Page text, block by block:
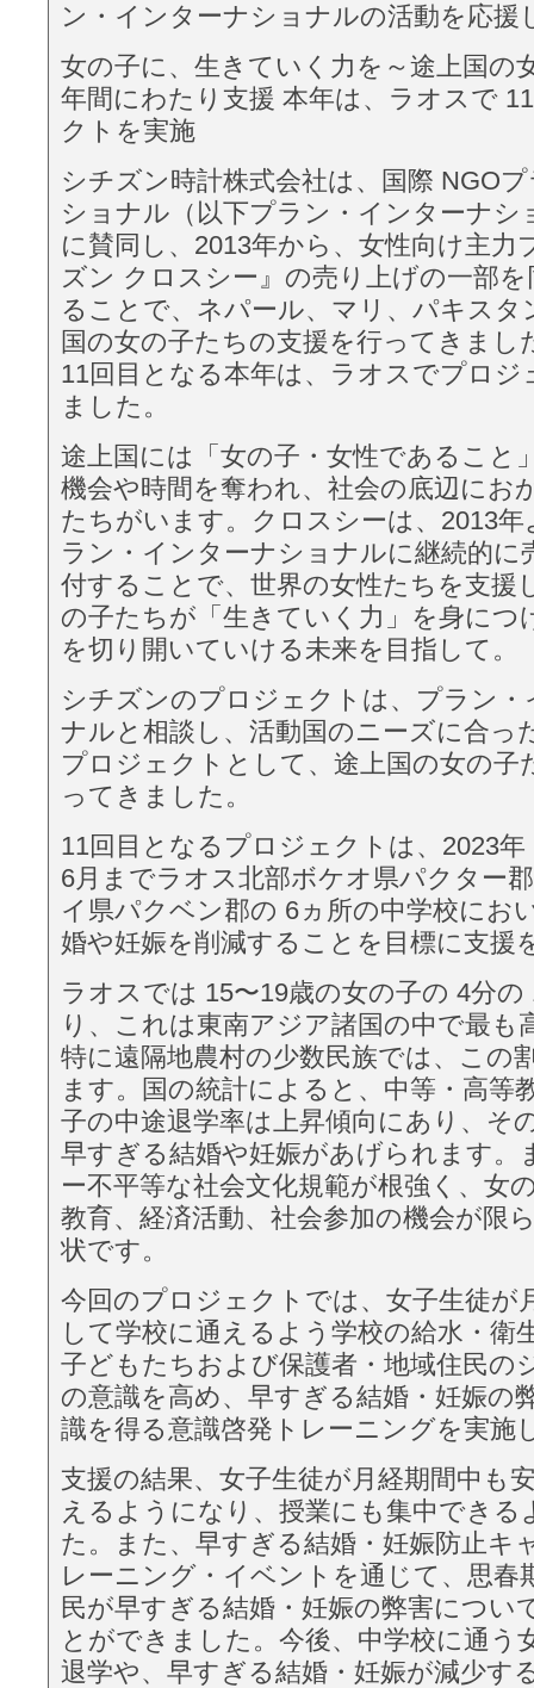
ン・インターナショナルの活動を応援
女の子に、生きていく力を～途上国の
年間にわたり支援 本年は、ラオスで
クトを実施
シチズン時計株式会社は、国際 NGO
ショナル（以下プラン・インターナシ
に賛同し、2013年から、女性向け主力
ズン クロスシー』の売り上げの一部
ることで、ネパール、マリ、パキスタ
国の女の⼦たちの支援を行ってきまし
11回目となる本年は、ラオスでプロジ
ました。
途上国には「女の子・女性であること
機会や時間を奪われ、社会の底辺にお
たちがいます。クロスシーは、2013年
ラン・インターナショナルに継続的に
付することで、世界の女性たちを支援
の子たちが「生きていく力」を身につ
を切り開いていける未来を目指して。
シチズンのプロジェクトは、プラン
ナルと相談し、活動国のニーズに合っ
プロジェクトとして、途上国の女の⼦
ってきました。
11回目となるプロジェクトは、2023年
6月までラオス北部ボケオ県パクター
イ県パクベン郡の 6ヵ所の中学校にお
婚や妊娠を削減することを目標に支援
ラオスでは 15〜19歳の女の⼦の 4分
り、これは東南アジア諸国の中で最も
特に遠隔地農村の少数⺠族では、この
ます。国の統計によると、中等・高等
⼦の中途退学率は上昇傾向にあり、そ
早すぎる結婚や妊娠があげられます。
ー不平等な社会文化規範が根強く、女
教育、経済活動、社会参加の機会が限
状です。
今回のプロジェクトでは、女⼦生徒が
して学校に通えるよう学校の給水・衛
⼦どもたちおよび保護者・地域住⺠の
の意識を高め、早すぎる結婚・妊娠の
識を得る意識啓発トレーニングを実施
支援の結果、女⼦生徒が月経期間中も
えるようになり、授業にも集中できる
た。また、早すぎる結婚・妊娠防止キ
レーニング・イベントを通じて、思春
⺠が早すぎる結婚・妊娠の弊害につい
とができました。今後、中学校に通う
退学や、早すぎる結婚・妊娠が減少す